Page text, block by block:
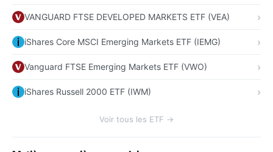
VANGUARD FTSE DEVELOPED MARKETS ETF (VEA)
iShares Core MSCI Emerging Markets ETF (IEMG)
Vanguard FTSE Emerging Markets ETF (VWO)
iShares Russell 2000 ETF (IWM)
Voir tous les ETF →